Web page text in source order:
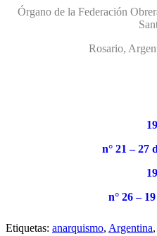
Órgano de la Federación
Rosario,
n° 21 – 27
n° 26 –
Etiquetas: anarquismo, Argentina,